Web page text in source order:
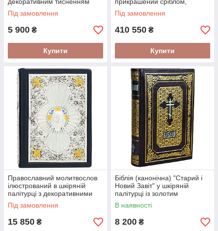
російською мовою 30*20 см
Під замовлення
5 900 ₴
Купити
золотом і камінням в
подарунковому футлярі
Під замовлення
410 550 ₴
Купити
Православний молитвослов
ілюстрований в шкіряній
палітурці з декоративними
накладками
Під замовлення
15 850 ₴
Біблія (канонічна) "Старий і
Новий Завіт" у шкіряній
палітурці із золотим
тисненням
В наявності
8 200 ₴